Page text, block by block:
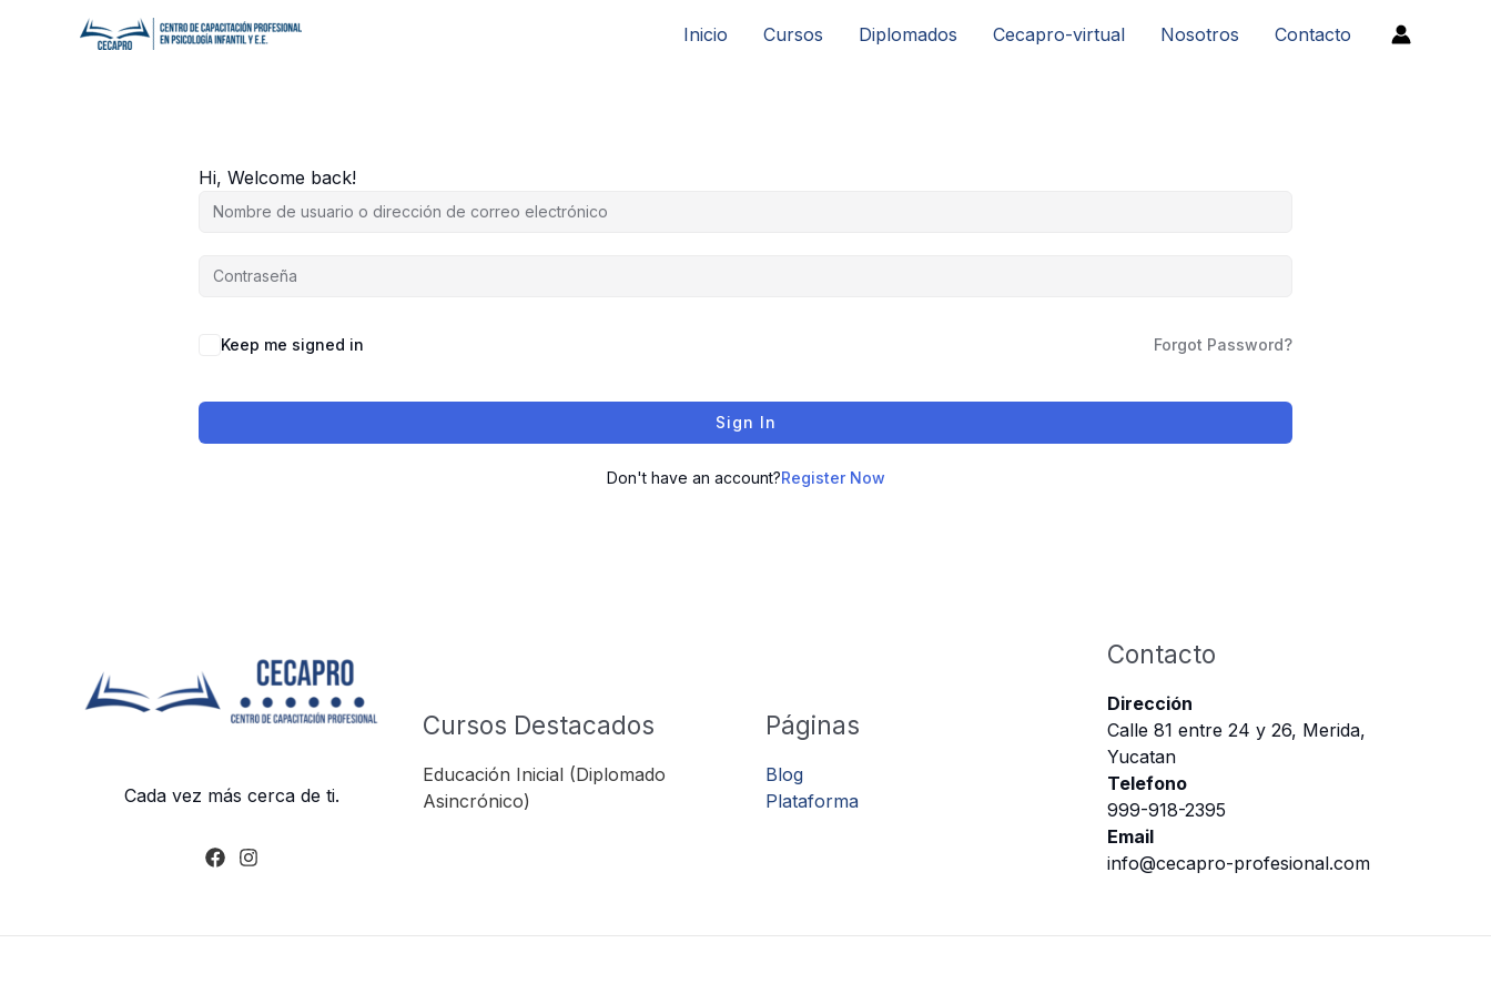
Inicio Cursos Diplomados Cecapro-virtual Nosotros Contacto
Hi, Welcome back!
Keep me signed in Forgot Password?
Sign In
Don't have an account?Register Now
Cada vez más cerca de ti.
Cursos Destacados
Educación Inicial (Diplomado
Asincrónico)
Páginas
Blog
Plataforma
Contacto
Dirección
Calle 81 entre 24 y 26, Merida,
Yucatan
Telefono
999-918-2395
Email
info@cecapro-profesional.com